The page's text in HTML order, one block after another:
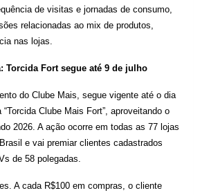
de visitas e jornadas de consumo,
relacionadas ao mix de produtos,
nas lojas.
Torcida Fort segue até 9 de julho
do Clube Mais, segue vigente até o dia
Clube Mais Fort”, aproveitando o
2026. A ação ocorre em todas as 77 lojas
e vai premiar clientes cadastrados
de 58 polegadas.
A cada R$100 em compras, o cliente